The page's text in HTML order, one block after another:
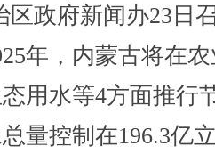
区政府新闻办23日
年，内蒙古将在
用水等4方面推行
量控制在196.3亿